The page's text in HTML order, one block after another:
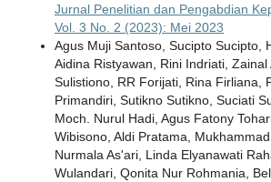
Jurnal Penelitian dan Pengabdian
Vol. 3 No. 2 (2023): Mei 2023
Agus Muji Santoso, Sucipto Sucipto,
Aidina Ristyawan, Rini Indriati,
Sulistiono, RR Forijati, Rina Firliana,
Primandiri, Sutikno Sutikno, Suciati
Moch. Nurul Hadi, Agus Fatony
Wibisono, Aldi Pratama, Mukhammad
Nurmala As'ari, Linda Elyanawati
Wulandari, Qonita Nur Rohmania,